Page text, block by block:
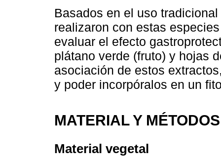
Basados en el uso
realizaron con estas
evaluar el efecto
plátano verde (fruto) y hojas
asociación de estos
y poder incorpóralos en un
MATERIAL Y MÉTODOS
Material vegetal